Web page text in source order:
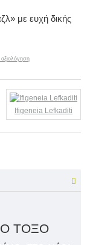
αξιολόγηση
Ifigeneia Lefkaditi
ΤΟΞΟ